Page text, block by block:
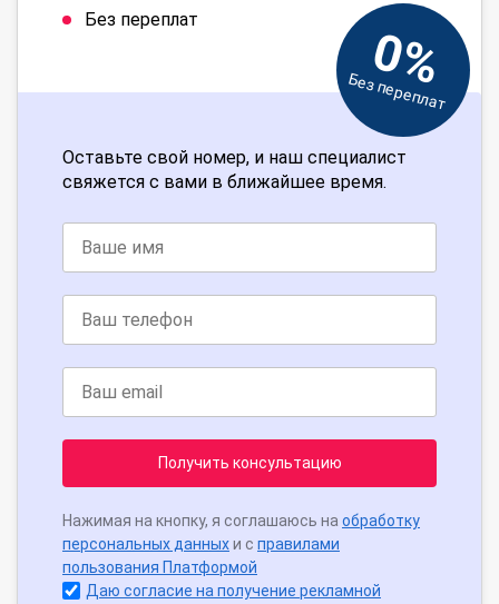
Без переплат
0%
Без переплат
Оставьте свой номер, и наш специалист
свяжется с вами в ближайшее время.
Получить консультацию
Нажимая на кнопку, я соглашаюсь на обработку
персональных данныхи с правилами
пользования Платформой
Даю согласие на получение рекламной